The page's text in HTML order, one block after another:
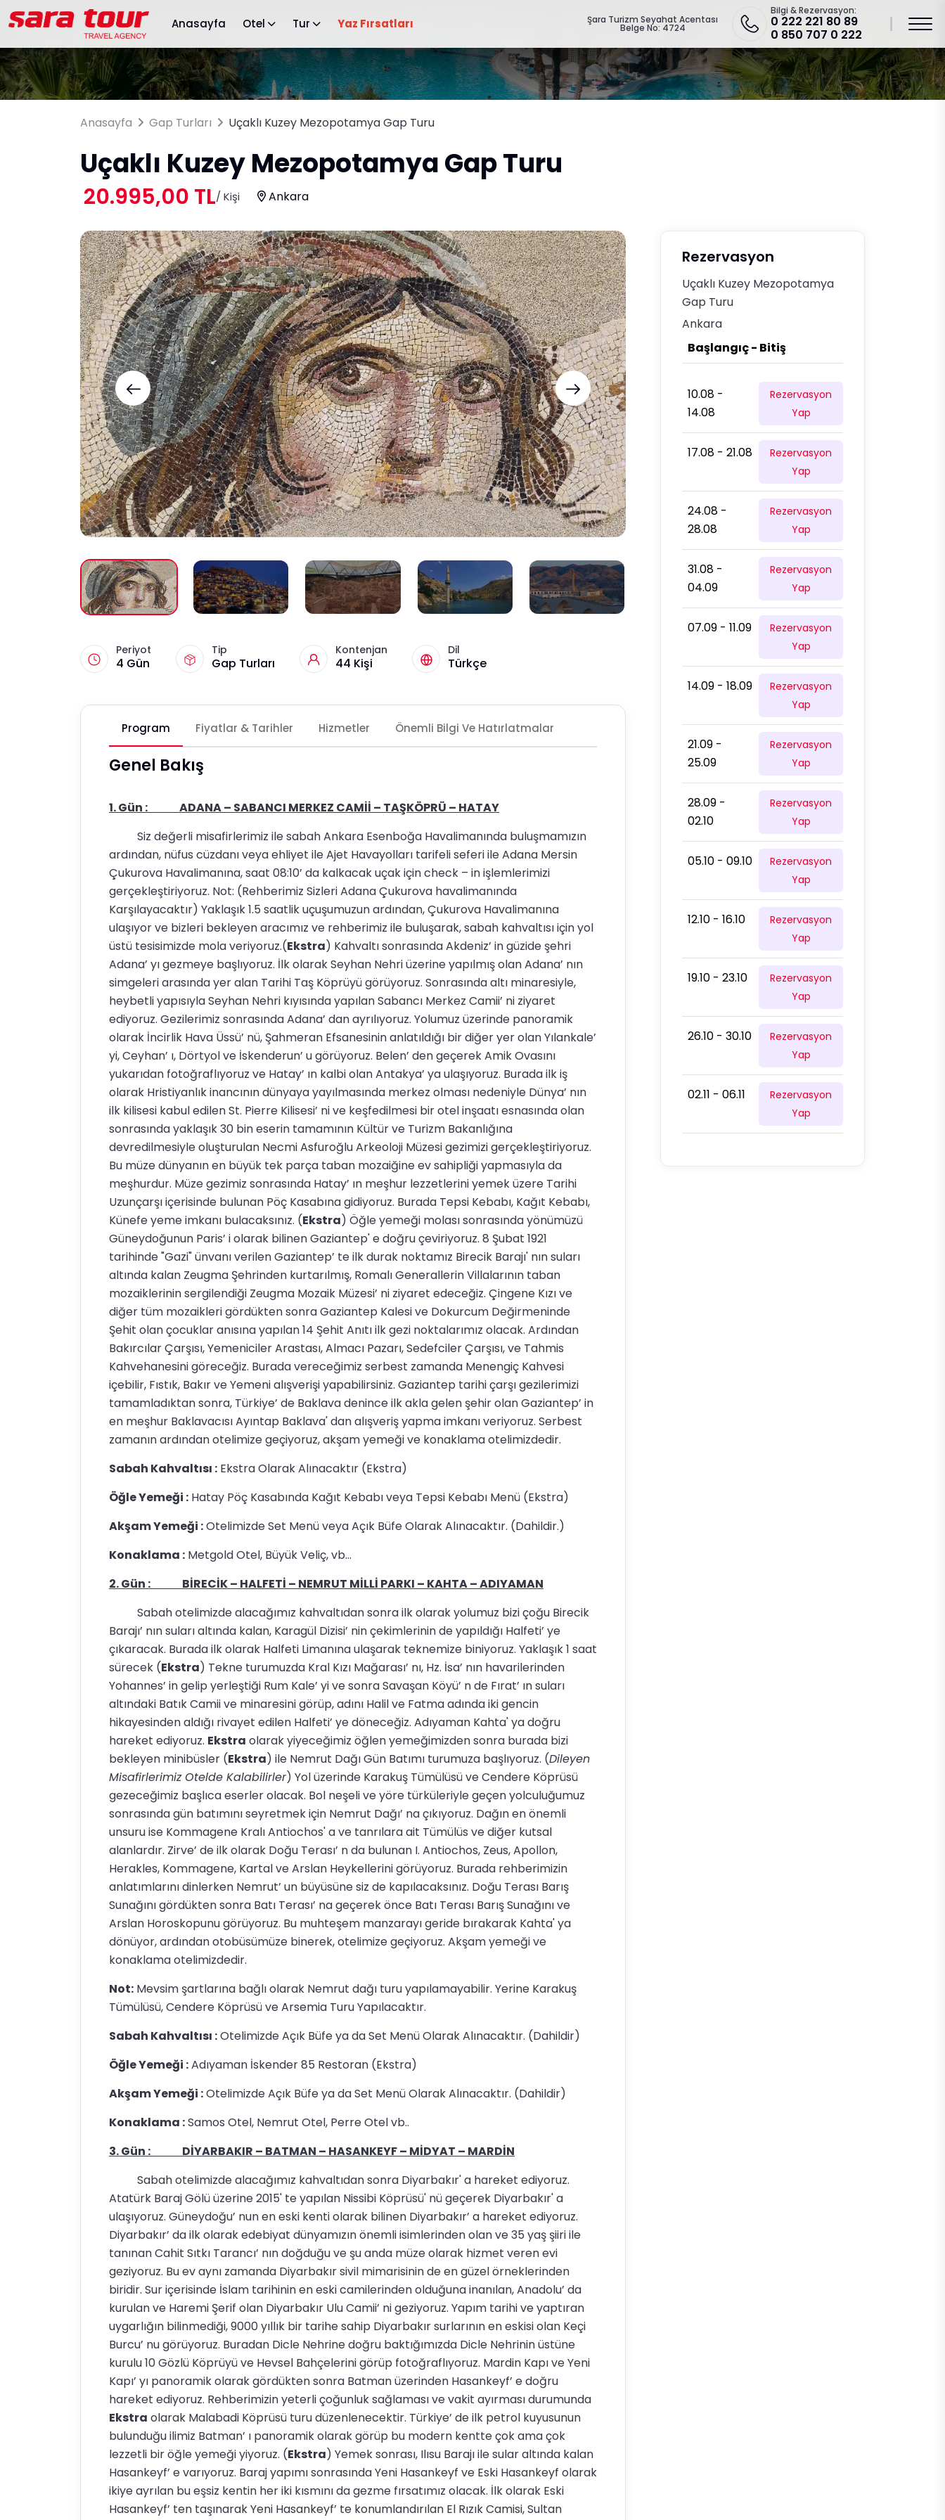
Anasayfa Otel Tur Yaz Fırsatları Şara Turizm Seyahat Acentası
Belge No: 4724
Bilgi & Rezervasyon:
0 222 221 80 89
0 850 707 0 222
Anasayfa Gap Turları Uçaklı Kuzey Mezopotamya Gap Turu
Uçaklı Kuzey Mezopotamya Gap Turu
20.995,00 TL/ Kişi Ankara
Periyot
4 Gün
Tip
Gap Turları
Kontenjan
44 Kişi
Dil
Türkçe
Program Fiyatlar & Tarihler Hizmetler Önemli Bilgi Ve Hatırlatmalar
Genel Bakış
1. Gün : ADANA – SABANCI MERKEZ CAMİİ – TAŞKÖPRÜ – HATAY
Siz değerli misafirlerimiz ile sabah Ankara Esenboğa Havalimanında buluşmamızın
ardından, nüfus cüzdanı veya ehliyet ile Ajet Havayolları tarifeli seferi ile Adana Mersin
Çukurova Havalimanına, saat 08:10’ da kalkacak uçak için check – in işlemlerimizi
gerçekleştiriyoruz. Not: (Rehberimiz Sizleri Adana Çukurova havalimanında
Karşılayacaktır) Yaklaşık 1.5 saatlik uçuşumuzun ardından, Çukurova Havalimanına
ulaşıyor ve bizleri bekleyen aracımız ve rehberimiz ile buluşarak, sabah kahvaltısı için yol
üstü tesisimizde mola veriyoruz.(Ekstra) Kahvaltı sonrasında Akdeniz’ in güzide şehri
Adana’ yı gezmeye başlıyoruz. İlk olarak Seyhan Nehri üzerine yapılmış olan Adana’ nın
simgeleri arasında yer alan Tarihi Taş Köprüyü görüyoruz. Sonrasında altı minaresiyle,
heybetli yapısıyla Seyhan Nehri kıyısında yapılan Sabancı Merkez Camii’ ni ziyaret
ediyoruz. Gezilerimiz sonrasında Adana’ dan ayrılıyoruz. Yolumuz üzerinde panoramik
olarak İncirlik Hava Üssü’ nü, Şahmeran Efsanesinin anlatıldığı bir diğer yer olan Yılankale’
yi, Ceyhan’ ı, Dörtyol ve İskenderun’ u görüyoruz. Belen’ den geçerek Amik Ovasını
yukarıdan fotoğraflıyoruz ve Hatay’ ın kalbi olan Antakya’ ya ulaşıyoruz. Burada ilk iş
olarak Hristiyanlık inancının dünyaya yayılmasında merkez olması nedeniyle Dünya’ nın
ilk kilisesi kabul edilen St. Pierre Kilisesi’ ni ve keşfedilmesi bir otel inşaatı esnasında olan
sonrasında yaklaşık 30 bin eserin tamamının Kültür ve Turizm Bakanlığına
devredilmesiyle oluşturulan Necmi Asfuroğlu Arkeoloji Müzesi gezimizi gerçekleştiriyoruz.
Bu müze dünyanın en büyük tek parça taban mozaiğine ev sahipliği yapmasıyla da
meşhurdur. Müze gezimiz sonrasında Hatay’ ın meşhur lezzetlerini yemek üzere Tarihi
Uzunçarşı içerisinde bulunan Pöç Kasabına gidiyoruz. Burada Tepsi Kebabı, Kağıt Kebabı,
Künefe yeme imkanı bulacaksınız. (Ekstra) Öğle yemeği molası sonrasında yönümüzü
Güneydoğunun Paris’ i olarak bilinen Gaziantep' e doğru çeviriyoruz. 8 Şubat 1921
tarihinde "Gazi" ünvanı verilen Gaziantep’ te ilk durak noktamız Birecik Barajı' nın suları
altında kalan Zeugma Şehrinden kurtarılmış, Romalı Generallerin Villalarının taban
mozaiklerinin sergilendiği Zeugma Mozaik Müzesi’ ni ziyaret edeceğiz. Çingene Kızı ve
diğer tüm mozaikleri gördükten sonra Gaziantep Kalesi ve Dokurcum Değirmeninde
Şehit olan çocuklar anısına yapılan 14 Şehit Anıtı ilk gezi noktalarımız olacak. Ardından
Bakırcılar Çarşısı, Yemeniciler Arastası, Almacı Pazarı, Sedefciler Çarşısı, ve Tahmis
Kahvehanesini göreceğiz. Burada vereceğimiz serbest zamanda Menengiç Kahvesi
içebilir, Fıstık, Bakır ve Yemeni alışverişi yapabilirsiniz. Gaziantep tarihi çarşı gezilerimizi
tamamladıktan sonra, Türkiye’ de Baklava denince ilk akla gelen şehir olan Gaziantep’ in
en meşhur Baklavacısı Ayıntap Baklava' dan alışveriş yapma imkanı veriyoruz. Serbest
zamanın ardından otelimize geçiyoruz, akşam yemeği ve konaklama otelimizdedir.
Sabah Kahvaltısı : Ekstra Olarak Alınacaktır (Ekstra)
Öğle Yemeği : Hatay Pöç Kasabında Kağıt Kebabı veya Tepsi Kebabı Menü (Ekstra)
Akşam Yemeği :Otelimizde Set Menü veya Açık Büfe Olarak Alınacaktır. (Dahildir.)
Konaklama : Metgold Otel, Büyük Veliç, vb...
2. Gün : BİRECİK – HALFETİ – NEMRUT MİLLİ PARKI – KAHTA – ADIYAMAN
Sabah otelimizde alacağımız kahvaltıdan sonra ilk olarak yolumuz bizi çoğu Birecik
Barajı’ nın suları altında kalan, Karagül Dizisi’ nin çekimlerinin de yapıldığı Halfeti’ ye
çıkaracak. Burada ilk olarak Halfeti Limanına ulaşarak teknemize biniyoruz. Yaklaşık 1 saat
sürecek (Ekstra) Tekne turumuzda Kral Kızı Mağarası’ nı, Hz. İsa’ nın havarilerinden
Yohannes’ in gelip yerleştiği Rum Kale’ yi ve sonra Savaşan Köyü’ n de Fırat’ ın suları
altındaki Batık Camii ve minaresini görüp, adını Halil ve Fatma adında iki gencin
hikayesinden aldığı rivayet edilen Halfeti’ ye döneceğiz. Adıyaman Kahta' ya doğru
hareket ediyoruz. Ekstra olarak yiyeceğimiz öğlen yemeğimizden sonra burada bizi
bekleyen minibüsler (Ekstra) ile Nemrut Dağı Gün Batımı turumuza başlıyoruz. (Dileyen
Misafirlerimiz Otelde Kalabilirler) Yol üzerinde Karakuş Tümülüsü ve Cendere Köprüsü
gezeceğimiz başlıca eserler olacak. Bol neşeli ve yöre türküleriyle geçen yolculuğumuz
sonrasında gün batımını seyretmek için Nemrut Dağı’ na çıkıyoruz. Dağın en önemli
unsuru ise Kommagene Kralı Antiochos' a ve tanrılara ait Tümülüs ve diğer kutsal
alanlardır. Zirve’ de ilk olarak Doğu Terası’ n da bulunan I. Antiochos, Zeus, Apollon,
Herakles, Kommagene, Kartal ve Arslan Heykellerini görüyoruz. Burada rehberimizin
anlatımlarını dinlerken Nemrut’ un büyüsüne siz de kapılacaksınız. Doğu Terası Barış
Sunağını gördükten sonra Batı Terası’ na geçerek önce Batı Terası Barış Sunağını ve
Arslan Horoskopunu görüyoruz. Bu muhteşem manzarayı geride bırakarak Kahta' ya
dönüyor, ardından otobüsümüze binerek, otelimize geçiyoruz. Akşam yemeği ve
konaklama otelimizdedir.
Not: Mevsim şartlarına bağlı olarak Nemrut dağı turu yapılamayabilir. Yerine Karakuş
Tümülüsü, Cendere Köprüsü ve Arsemia Turu Yapılacaktır.
Sabah Kahvaltısı :Otelimizde Açık Büfe ya da Set Menü Olarak Alınacaktır. (Dahildir)
Öğle Yemeği :Adıyaman İskender 85 Restoran (Ekstra)
Akşam Yemeği :Otelimizde Açık Büfe ya da Set Menü Olarak Alınacaktır. (Dahildir)
Konaklama :Samos Otel, Nemrut Otel, Perre Otel vb..
3. Gün : DİYARBAKIR – BATMAN – HASANKEYF – MİDYAT – MARDİN
Sabah otelimizde alacağımız kahvaltıdan sonra Diyarbakır' a hareket ediyoruz.
Atatürk Baraj Gölü üzerine 2015' te yapılan Nissibi Köprüsü' nü geçerek Diyarbakır' a
ulaşıyoruz. Güneydoğu’ nun en eski kenti olarak bilinen Diyarbakır’ a hareket ediyoruz.
Diyarbakır’ da ilk olarak edebiyat dünyamızın önemli isimlerinden olan ve 35 yaş şiiri ile
tanınan Cahit Sıtkı Tarancı’ nın doğduğu ve şu anda müze olarak hizmet veren evi
geziyoruz. Bu ev aynı zamanda Diyarbakır sivil mimarisinin de en güzel örneklerinden
biridir. Sur içerisinde İslam tarihinin en eski camilerinden olduğuna inanılan, Anadolu’ da
kurulan ve Haremi Şerif olan Diyarbakır Ulu Camii’ ni geziyoruz. Yapım tarihi ve yaptıran
uygarlığın bilinmediği, 9000 yıllık bir tarihe sahip Diyarbakır surlarının en eskisi olan Keçi
Burcu’ nu görüyoruz. Buradan Dicle Nehrine doğru baktığımızda Dicle Nehrinin üstüne
kurulu 10 Gözlü Köprüyü ve Hevsel Bahçelerini görüp fotoğraflıyoruz. Mardin Kapı ve Yeni
Kapı’ yı panoramik olarak gördükten sonra Batman üzerinden Hasankeyf’ e doğru
hareket ediyoruz. Rehberimizin yeterli çoğunluk sağlaması ve vakit ayırması durumunda
Ekstra olarak Malabadi Köprüsü turu düzenlenecektir. Türkiye’ de ilk petrol kuyusunun
bulunduğu ilimiz Batman’ ı panoramik olarak görüp bu modern kentte çok ama çok
lezzetli bir öğle yemeği yiyoruz. (Ekstra) Yemek sonrası, Ilısu Barajı ile sular altında kalan
Hasankeyf’ e varıyoruz. Baraj yapımı sonrasında Yeni Hasankeyf ve Eski Hasankeyf olarak
ikiye ayrılan bu eşsiz kentin her iki kısmını da gezme fırsatımız olacak. İlk olarak Eski
Hasankeyf’ ten taşınarak Yeni Hasankeyf’ te konumlandırılan El Rızık Camisi, Sultan
Rezervasyon
Uçaklı Kuzey Mezopotamya
Gap Turu
Ankara
Başlangıç - Bitiş
10.08 -
14.08
Rezervasyon
Yap
17.08 - 21.08
Rezervasyon
Yap
24.08 -
28.08
Rezervasyon
Yap
31.08 -
04.09
Rezervasyon
Yap
07.09 - 11.09
Rezervasyon
Yap
14.09 - 18.09
Rezervasyon
Yap
21.09 -
25.09
Rezervasyon
Yap
28.09 -
02.10
Rezervasyon
Yap
05.10 - 09.10
Rezervasyon
Yap
12.10 - 16.10
Rezervasyon
Yap
19.10 - 23.10
Rezervasyon
Yap
26.10 - 30.10
Rezervasyon
Yap
02.11 - 06.11
Rezervasyon
Yap